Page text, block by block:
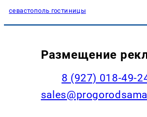
севастополь гостиницы
Размещение
8 (927) 018-49-